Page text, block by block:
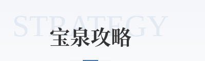
宝泉攻略
STRATEGY